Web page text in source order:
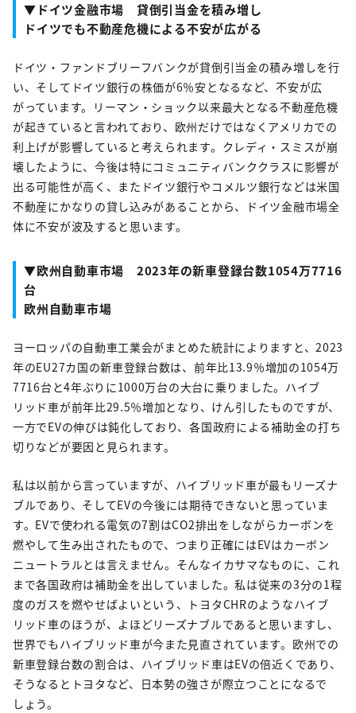
▼ドイツ金融市場 貸倒引当金を積み増し
ドイツでも不動産危機による不安が広がる
ドイツ・ファンドブリーフバンクが貸倒引当金の積み増しを行
い、そしてドイツ銀行の株価が6％安となるなど、不安が広
がっています。リーマン・ショック以来最大となる不動産危機
が起きていると言われており、欧州だけではなくアメリカでの
利上げが影響していると考えられます。クレディ・スミスが崩
壊したように、今後は特にコミュニティバンククラスに影響が
出る可能性が高く、またドイツ銀行やコメルツ銀行などは米国
不動産にかなりの貸し込みがあることから、ドイツ金融市場全
体に不安が波及すると思います。
▼欧州自動車市場 2023年の新車登録台数1054万7716
台
欧州自動車市場
ヨーロッパの自動車工業会がまとめた統計によりますと、2023
年のEU27カ国の新車登録台数は、前年比13.9％増加の1054万
7716台と4年ぶりに1000万台の大台に乗りました。ハイブ
リッド車が前年比29.5％増加となり、けん引したものですが、
一方でEVの伸びは鈍化しており、各国政府による補助金の打ち
切りなどが要因と見られます。
私は以前から言っていますが、ハイブリッド車が最もリーズナ
ブルであり、そしてEVの今後には期待できないと思っていま
す。EVで使われる電気の7割はCO2排出をしながらカーボンを
燃やして生み出されたもので、つまり正確にはEVはカーボン
ニュートラルとは言えません。そんなイカサマなものに、これ
まで各国政府は補助金を出していました。私は従来の3分の1程
度のガスを燃やせばよいという、トヨタCHRのようなハイブ
リッド車のほうが、よほどリーズナブルであると思いますし、
世界でもハイブリッド車が今また見直されています。欧州での
新車登録台数の割合は、ハイブリッド車はEVの倍近くであり、
そうなるとトヨタなど、日本勢の強さが際立つことになるで
しょう。